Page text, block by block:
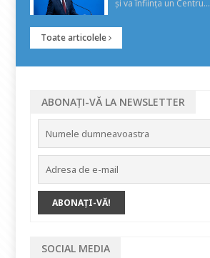
și va înființa un Centru...
Toate articolele
ABONAȚI-VĂ LA NEWSLETTER
SOCIAL MEDIA